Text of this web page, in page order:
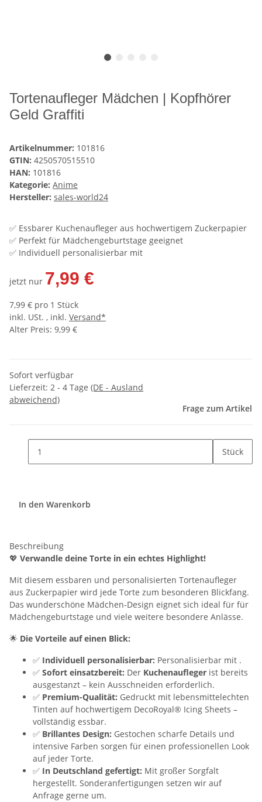
Tortenaufleger Mädchen | Kopfhörer
Geld Graffiti
Artikelnummer: 101816
GTIN: 4250570515510
HAN: 101816
Kategorie: Anime
Hersteller: sales-world24
✅ Essbarer Kuchenaufleger aus hochwertigem Zuckerpapier
✅ Perfekt für Mädchengeburtstage geeignet
✅ Individuell personalisierbar mit
jetzt nur 7,99 €
7,99 € pro 1 Stück
inkl. USt. , inkl. Versand*
Alter Preis: 9,99 €
Sofort verfügbar
Lieferzeit: 2 - 4 Tage (DE - Ausland
abweichend)
Frage zum Artikel
Stück
In den Warenkorb
Beschreibung
💖 Verwandle deine Torte in ein echtes Highlight!
Mit diesem essbaren und personalisierten Tortenaufleger
aus Zuckerpapier wird jede Torte zum besonderen Blickfang.
Das wunderschöne Mädchen-Design eignet sich ideal für für
Mädchengeburtstage und viele weitere besondere Anlässe.
🌟 Die Vorteile auf einen Blick:
✅ Individuell personalisierbar: Personalisierbar mit .
✅ Sofort einsatzbereit: Der Kuchenaufleger ist bereits
ausgestanzt – kein Ausschneiden erforderlich.
✅ Premium-Qualität: Gedruckt mit lebensmittelechten
Tinten auf hochwertigem DecoRoyal® Icing Sheets –
vollständig essbar.
✅ Brillantes Design: Gestochen scharfe Details und
intensive Farben sorgen für einen professionellen Look
auf jeder Torte.
✅ In Deutschland gefertigt: Mit großer Sorgfalt
hergestellt. Sonderanfertigungen setzen wir auf
Anfrage gerne um.